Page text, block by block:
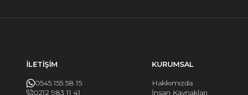
İLETİŞİM
0545 155 58 15
0212 983 11 41
KURUMSAL
Hakkımızda
İnsan Kaynakları